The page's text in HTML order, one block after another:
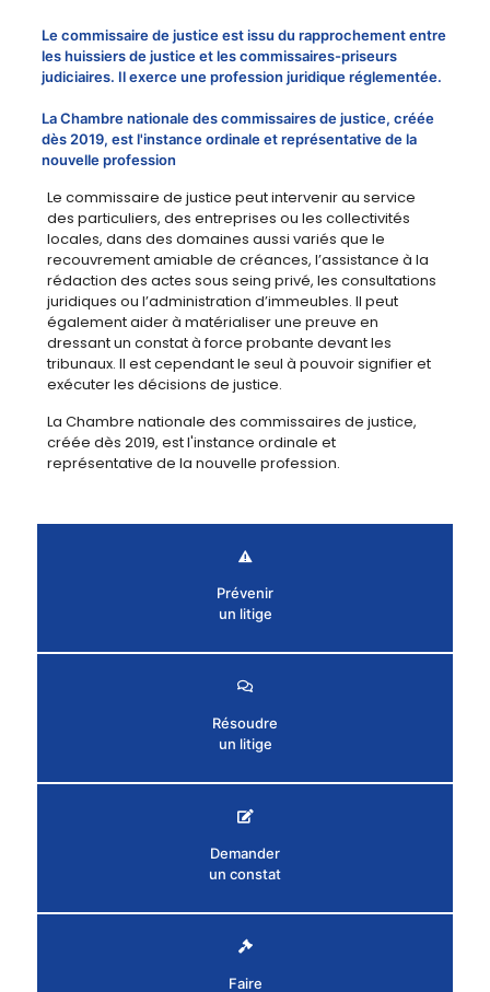
Le commissaire de justice est issu du rapprochement entre
les huissiers de justice et les commissaires-priseurs
judiciaires. Il exerce une profession juridique réglementée.
La Chambre nationale des commissaires de justice, créée
dès 2019, est l'instance ordinale et représentative de la
nouvelle profession
Le commissaire de justice peut intervenir au service
des particuliers, des entreprises ou les collectivités
locales, dans des domaines aussi variés que le
recouvrement amiable de créances, l’assistance à la
rédaction des actes sous seing privé, les consultations
juridiques ou l’administration d’immeubles. Il peut
également aider à matérialiser une preuve en
dressant un constat à force probante devant les
tribunaux. Il est cependant le seul à pouvoir signifier et
exécuter les décisions de justice.
La Chambre nationale des commissaires de justice,
créée dès 2019, est l'instance ordinale et
représentative de la nouvelle profession.
Prévenir
un litige
Résoudre
un litige
Demander
un constat
Faire